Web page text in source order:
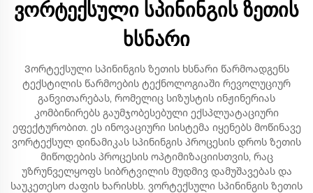
ვორტექსული სპინინგის ზეთის
ხსნარი
Ვორტექსული სპინინგის ზეთის ხსნარი წარმოადგენს
ტექსტილის წარმოების ტექნოლოგიაში რევოლუციურ
განვითარებას, რომელიც სიზუსტის ინჟინერიას
კომბინირებს გაუმჯობესებული ექსპლუატაციური
ეფექტურობით. ეს ინოვაციური სისტემა იყენებს მოწინავე
ვორტექსულ დინამიკას სპინინგის პროცესის დროს ზეთის
მიწოდების პროცესის ოპტიმიზაციისთვის, რაც
უზრუნველყოფს სიბრტვილის მუდმივ დამუშავებას და
საუკეთესო ძაფის ხარისხს. ვორტექსული სპინინგის ზეთის